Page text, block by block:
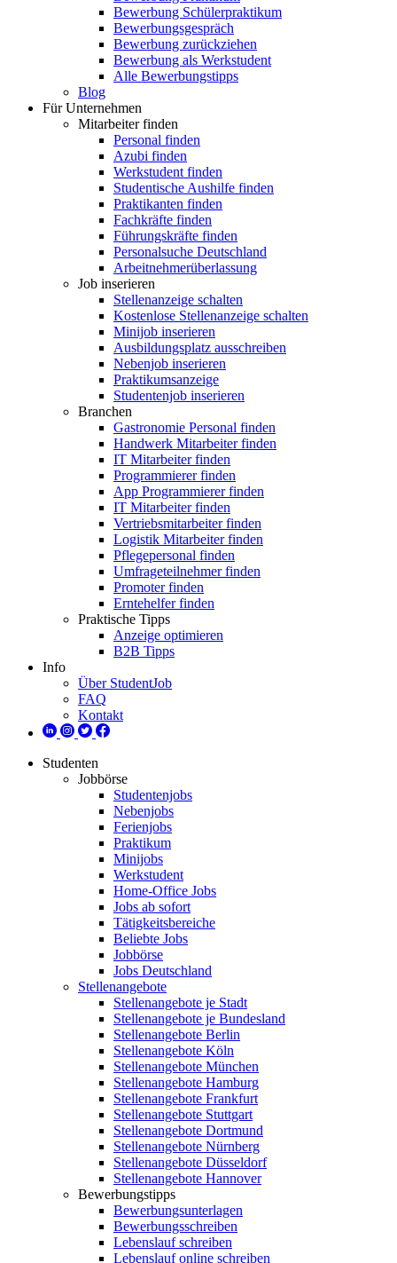
Bewerbung Schülerpraktikum
Bewerbungsgespräch
Bewerbung zurückziehen
Bewerbung als Werkstudent
Alle Bewerbungstipps
Blog
Für Unternehmen
Mitarbeiter finden
Personal finden
Azubi finden
Werkstudent finden
Studentische Aushilfe finden
Praktikanten finden
Fachkräfte finden
Führungskräfte finden
Personalsuche Deutschland
Arbeitnehmerüberlassung
Job inserieren
Stellenanzeige schalten
Kostenlose Stellenanzeige schalten
Minijob inserieren
Ausbildungsplatz ausschreiben
Nebenjob inserieren
Praktikumsanzeige
Studentenjob inserieren
Branchen
Gastronomie Personal finden
Handwerk Mitarbeiter finden
IT Mitarbeiter finden
Programmierer finden
App Programmierer finden
IT Mitarbeiter finden
Vertriebsmitarbeiter finden
Logistik Mitarbeiter finden
Pflegepersonal finden
Umfrageteilnehmer finden
Promoter finden
Erntehelfer finden
Praktische Tipps
Anzeige optimieren
B2B Tipps
Info
Über StudentJob
FAQ
Kontakt
Studenten
Jobbörse
Studentenjobs
Nebenjobs
Ferienjobs
Praktikum
Minijobs
Werkstudent
Home-Office Jobs
Jobs ab sofort
Tätigkeitsbereiche
Beliebte Jobs
Jobbörse
Jobs Deutschland
Stellenangebote
Stellenangebote je Stadt
Stellenangebote je Bundesland
Stellenangebote Berlin
Stellenangebote Köln
Stellenangebote München
Stellenangebote Hamburg
Stellenangebote Frankfurt
Stellenangebote Stuttgart
Stellenangebote Dortmund
Stellenangebote Nürnberg
Stellenangebote Düsseldorf
Stellenangebote Hannover
Bewerbungstipps
Bewerbungsunterlagen
Bewerbungsschreiben
Lebenslauf schreiben
Lebenslauf online schreiben